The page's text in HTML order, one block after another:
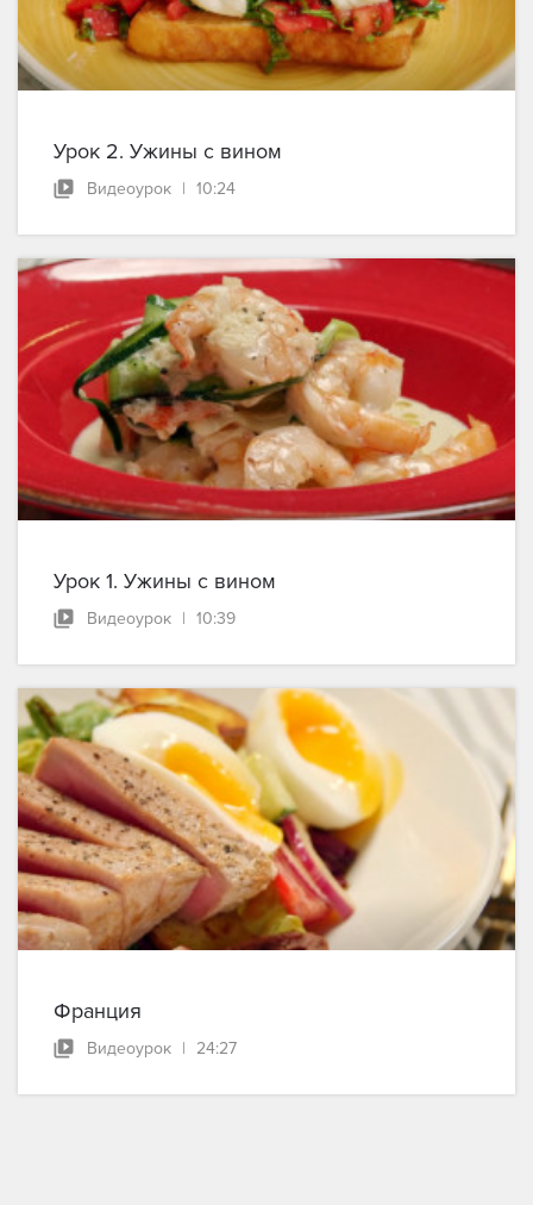
Урок 2. Ужины с вином
Видеоурок | 10:24
Урок 1. Ужины с вином
Видеоурок | 10:39
Франция
Видеоурок | 24:27